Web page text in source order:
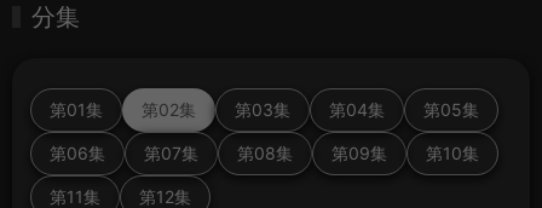
分集
第01集 第02集 第03集 第04集 第05集
第06集 第07集 第08集 第09集 第10集
第11集 第12集